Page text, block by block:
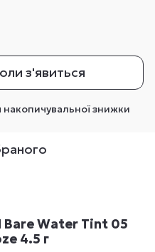
з'явиться
знижки
Bare Water Tint 05
4.5 г